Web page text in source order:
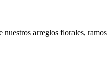
arreglos florales,